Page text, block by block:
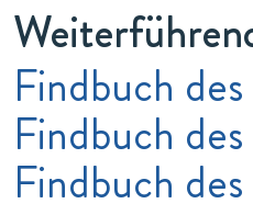
Findbuch
Findbuch
Findbuch